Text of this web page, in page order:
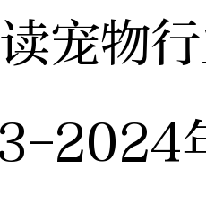
物行
2024